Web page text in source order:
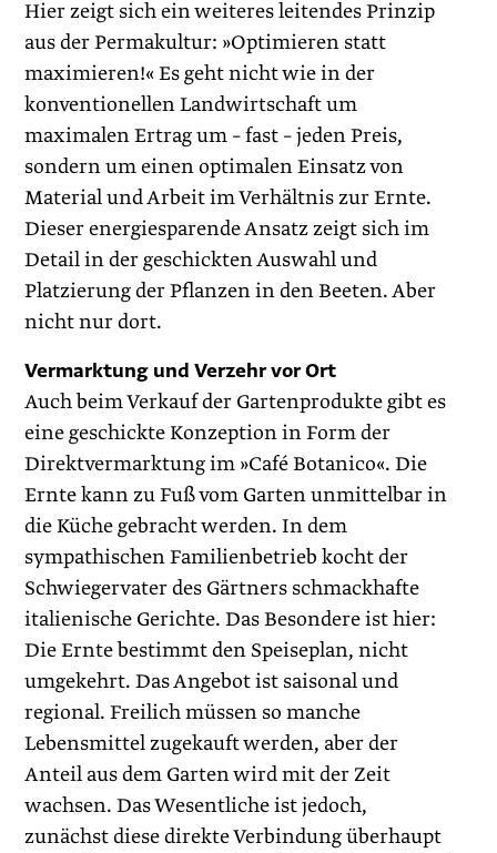
Hier zeigt sich ein weiteres leitendes Prinzip
aus der Permakultur: »Optimieren statt
maximieren!« Es geht nicht wie in der
konventionellen Landwirtschaft um
maximalen Ertrag um – fast – jeden Preis,
sondern um einen optimalen Einsatz von
Material und Arbeit im Verhältnis zur Ernte.
Dieser energiesparende Ansatz zeigt sich im
Detail in der geschickten Auswahl und
Platzierung der Pflanzen in den Beeten. Aber
nicht nur dort.
Vermarktung und Verzehr vor Ort
Auch beim Verkauf der Gartenprodukte gibt es
eine geschickte Konzeption in Form der
Direktvermarktung im »Café Botanico«. Die
Ernte kann zu Fuß vom Garten unmittelbar in
die Küche gebracht werden. In dem
sympathischen Familienbetrieb kocht der
Schwiegervater des Gärtners schmackhafte
italienische Gerichte. Das Besondere ist hier:
Die Ernte bestimmt den Speiseplan, nicht
umgekehrt. Das Angebot ist saisonal und
regional. Freilich müssen so manche
Lebensmittel zugekauft werden, aber der
Anteil aus dem Garten wird mit der Zeit
wachsen. Das Wesentliche ist jedoch,
zunächst diese direkte Verbindung überhaupt